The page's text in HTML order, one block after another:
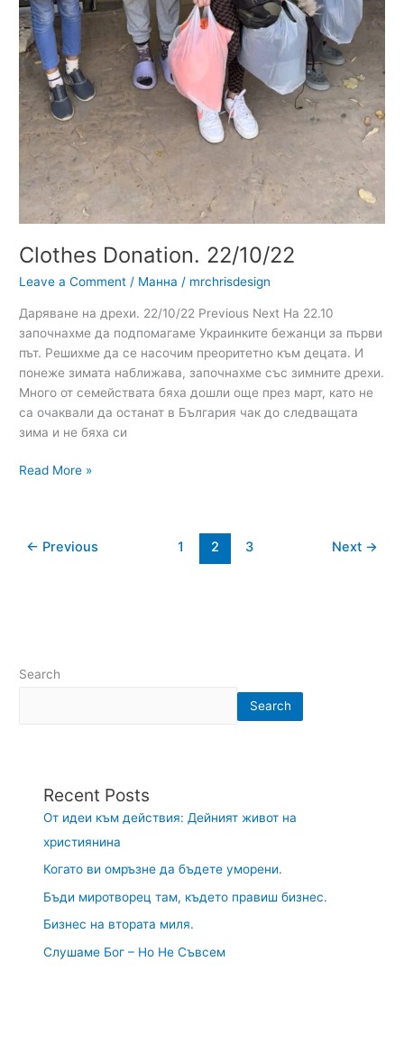
Clothes Donation. 22/10/22
Leave a Comment / Манна / mrchrisdesign
Даряване на дрехи. 22/10/22 Previous Next На 22.10
започнахме да подпомагаме Украинките бежанци за първи
път. Решихме да се насочим преоритетно към децата. И
понеже зимата наближава, започнахме със зимните дрехи.
Много от семействата бяха дошли още през март, като не
са очаквали да останат в България чак до следващата
зима и не бяха си
Read More »
← Previous 1 2 3 Next →
Search
Search
Recent Posts
От идеи към действия: Дейният живот на
християнина
Когато ви омръзне да бъдете уморени.
Бъди миротворец там, където правиш бизнес.
Бизнес на втората миля.
Слушаме Бог – Но Не Съвсем